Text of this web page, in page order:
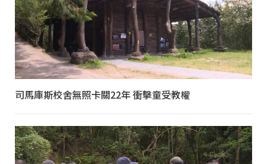
司馬庫斯校舍無照卡關22年 衝擊童受教權